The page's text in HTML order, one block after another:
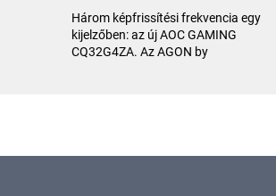
Három képfrissítési frekvencia egy
kijelzőben: az új AOC GAMING
CQ32G4ZA. Az AGON by